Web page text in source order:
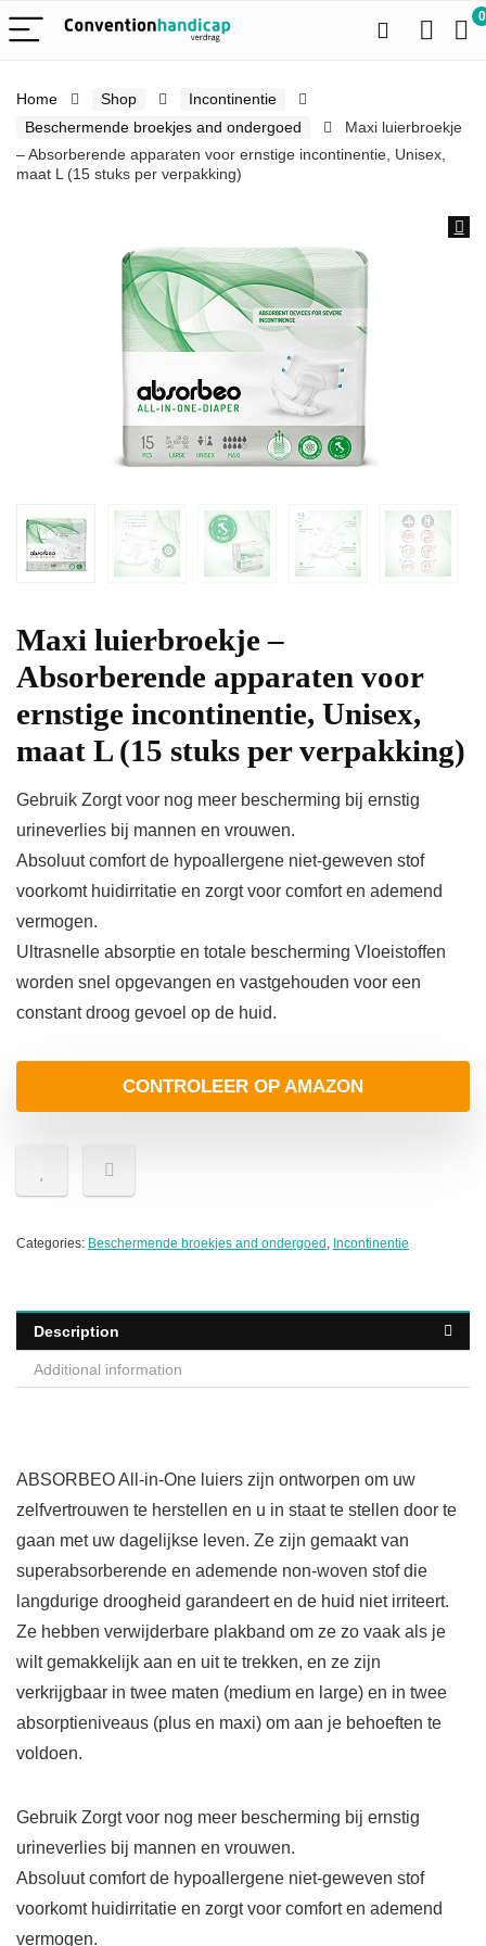
0
Home Shop
Incontinentie
Beschermende broekjes and ondergoed
Maxi luierbroekje
– Absorberende apparaten voor ernstige incontinentie, Unisex,
maat L (15 stuks per verpakking)
Maxi luierbroekje –
Absorberende apparaten voor
ernstige incontinentie, Unisex,
maat L (15 stuks per verpakking)
Gebruik Zorgt voor nog meer bescherming bij ernstig
urineverlies bij mannen en vrouwen.
Absoluut comfort de hypoallergene niet-geweven stof
voorkomt huidirritatie en zorgt voor comfort en ademend
vermogen.
Ultrasnelle absorptie en totale bescherming Vloeistoffen
worden snel opgevangen en vastgehouden voor een
constant droog gevoel op de huid.
CONTROLEER OP AMAZON
Categories: Beschermende broekjes and ondergoed , Incontinentie
Description
Additional information
ABSORBEO All-in-One luiers zijn ontworpen om uw
zelfvertrouwen te herstellen en u in staat te stellen door te
gaan met uw dagelijkse leven. Ze zijn gemaakt van
superabsorberende en ademende non-woven stof die
langdurige droogheid garandeert en de huid niet irriteert.
Ze hebben verwijderbare plakband om ze zo vaak als je
wilt gemakkelijk aan en uit te trekken, en ze zijn
verkrijgbaar in twee maten (medium en large) en in twee
absorptieniveaus (plus en maxi) om aan je behoeften te
voldoen.
Gebruik Zorgt voor nog meer bescherming bij ernstig
urineverlies bij mannen en vrouwen.
Absoluut comfort de hypoallergene niet-geweven stof
voorkomt huidirritatie en zorgt voor comfort en ademend
vermogen.